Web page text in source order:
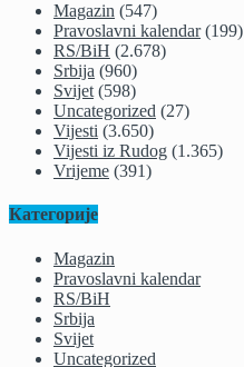
Magazin (547)
Pravoslavni kalendar(199)
RS/BiH (2.678)
Srbija (960)
Svijet (598)
Uncategorized (27)
Vijesti (3.650)
Vijesti iz Rudog (1.365)
Vrijeme (391)
Категорије
Magazin
Pravoslavni kalendar
RS/BiH
Srbija
Svijet
Uncategorized